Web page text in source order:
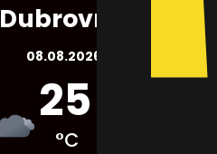
Dubrovnik
08.08.2026.
25
°C